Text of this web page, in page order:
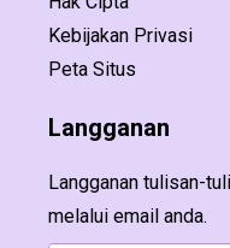
Kebijakan Privasi
Peta Situs
Langganan
Langganan tulisan-
melalui email anda.